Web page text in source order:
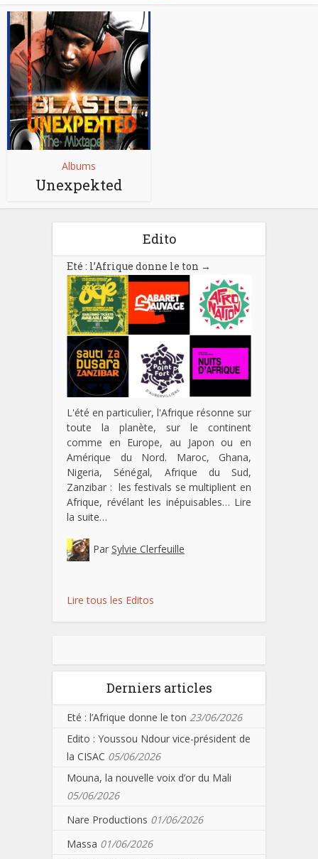
Albums
Unexpekted
Edito
Eté : l’Afrique donne le ton →
L'été en particulier, l'Afrique résonne sur
toute la planète, sur le continent
comme en Europe, au Japon ou en
Amérique du Nord. Maroc, Ghana,
Nigeria, Sénégal, Afrique du Sud,
Zanzibar : les festivals se multiplient en
Afrique, révélant les inépuisables… Lire
la suite…
Par Sylvie Clerfeuille
Lire tous les Editos
Derniers articles
Eté : l’Afrique donne le ton 23/06/2026
Edito : Youssou Ndour vice-président de
la CISAC 05/06/2026
Mouna, la nouvelle voix d’or du Mali
05/06/2026
Nare Productions 01/06/2026
Massa 01/06/2026